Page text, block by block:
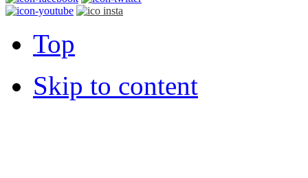
Top
Skip to content